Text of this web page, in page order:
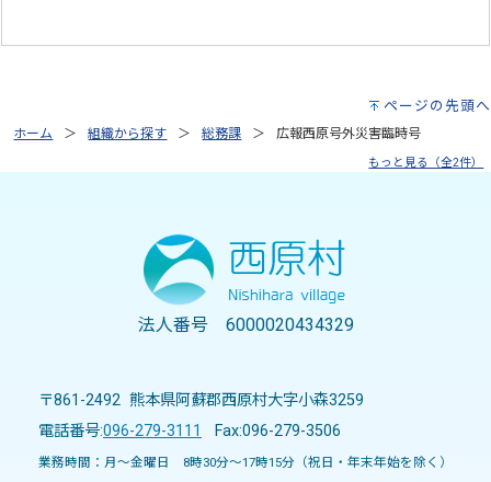
ページの先頭へ
ホーム 組織から探す 総務課 広報西原号外災害臨時号
もっと見る（全2件）
法人番号 6000020434329
〒861-2492 熊本県阿蘇郡西原村大字小森3259
電話番号:096-279-3111 Fax:096-279-3506
業務時間：月～金曜日 8時30分～17時15分（祝日・年末年始を除く）